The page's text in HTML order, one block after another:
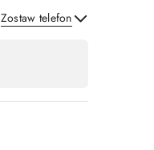
Zostaw telefon